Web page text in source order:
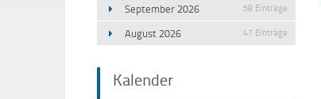
September 2026 58 Einträge
August 2026 47 Einträge
Kalender